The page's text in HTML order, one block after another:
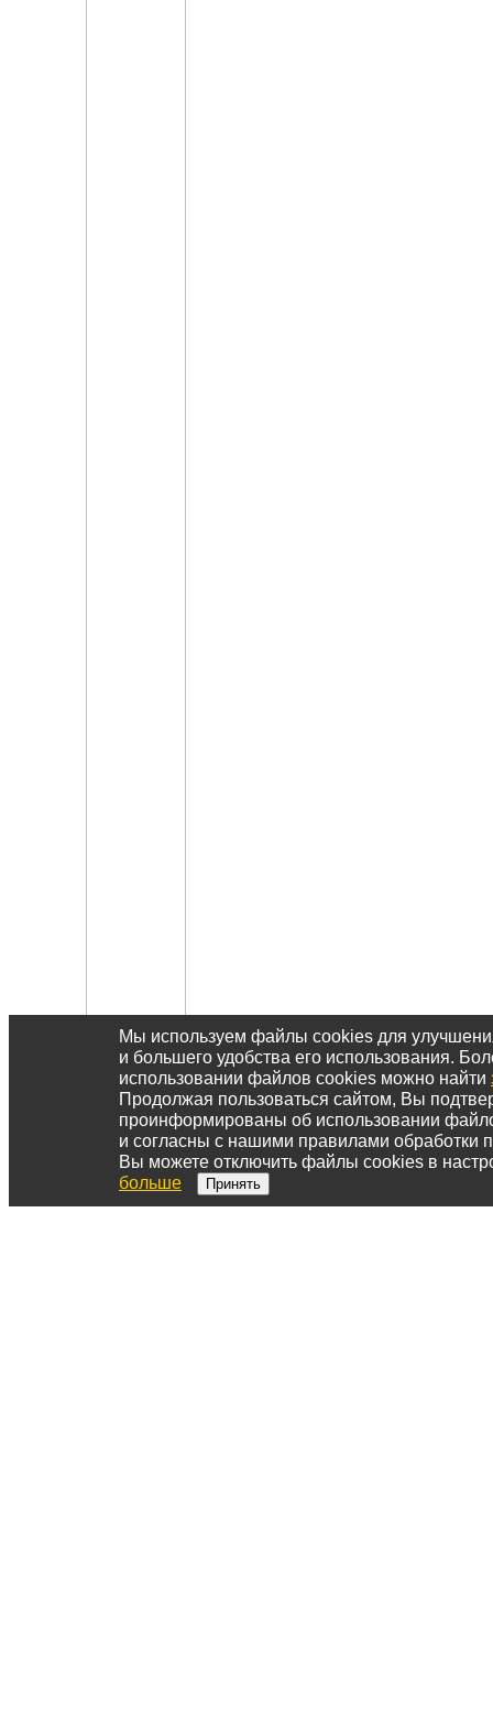
Мы используем файлы cookies для
и большего удобства его использования.
использовании файлов cookies можно найти
Продолжая пользоваться сайтом, Вы
проинформированы об использовании
и согласны с нашими правилами обработки
Вы можете отключить файлы cookies в
больше
Принять